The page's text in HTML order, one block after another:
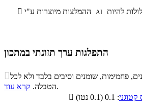
 AI
התפלגות ערך תזונתי במתכון
התפלגות ערך תזונתי במתכון
סיבים
תזונתיים
שומנים חלבונים
13.7% 76.7%
פחמימות, שומנים וסיבים בלבד ולא לכל
הטבלה. קרא עוד
.

קטוגני